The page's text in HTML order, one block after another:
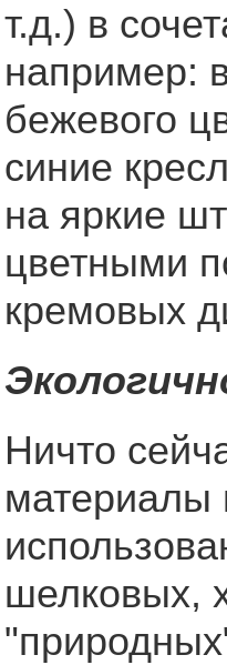
т.д.) в
например:
бежевого
синие
на яркие
цветными
кремовых
Ничто
материалы
шелковых,